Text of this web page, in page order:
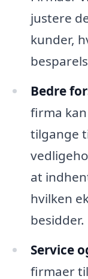
justere
kunder,
Bedre
firma
tilgange
at
hvilken
besidder.
Service
firmaer